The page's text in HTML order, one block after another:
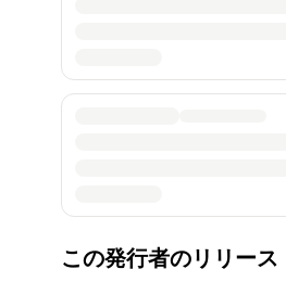
この発行者のリリース